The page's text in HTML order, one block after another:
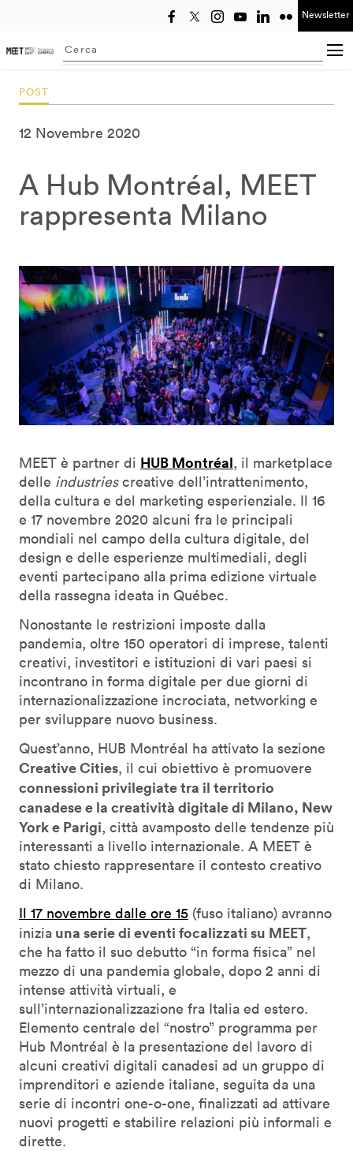
Newsletter
Searching...
POST
12 Novembre 2020
A Hub Montréal, MEET
rappresenta Milano
MEET è partner di HUB Montréal, il marketplace
delle industriescreative dell’intrattenimento,
della cultura e del marketing esperienziale. Il 16
e 17 novembre 2020 alcuni fra le principali
mondiali nel campo della cultura digitale, del
design e delle esperienze multimediali, degli
eventi partecipano alla prima edizione virtuale
della rassegna ideata in Québec.
Nonostante le restrizioni imposte dalla
pandemia, oltre 150 operatori di imprese, talenti
creativi, investitori e istituzioni di vari paesi si
incontrano in forma digitale per due giorni di
internazionalizzazione incrociata, networking e
per sviluppare nuovo business.
Quest’anno, HUB Montréal ha attivato la sezione
Creative Cities, il cui obiettivo è promuovere
connessioni privilegiate tra il territorio
canadese e la creatività digitale di Milano, New
York e Parigi, città avamposto delle tendenze più
interessanti a livello internazionale. A MEET è
stato chiesto rappresentare il contesto creativo
di Milano.
Il 17 novembre dalle ore 15 (fuso italiano) avranno
inizia una serie di eventi focalizzati su MEET,
che ha fatto il suo debutto “in forma fisica” nel
mezzo di una pandemia globale, dopo 2 anni di
intense attività virtuali, e
sull’internazionalizzazione fra Italia ed estero.
Elemento centrale del “nostro” programma per
Hub Montréal è la presentazione del lavoro di
alcuni creativi digitali canadesi ad un gruppo di
imprenditori e aziende italiane, seguita da una
serie di incontri one-o-one, finalizzati ad attivare
nuovi progetti e stabilire relazioni più informali e
dirette.